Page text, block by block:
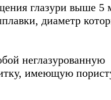
глазури выше 5
диаметр
неглазурованную
имеющую